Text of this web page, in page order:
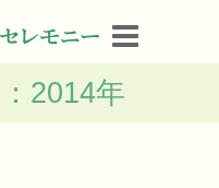
2014年